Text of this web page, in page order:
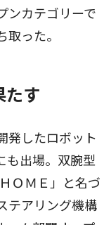
ンカテゴリーで
った。
たす
発したロボット
も出場。双腕型
ＯＭＥ」と名づ
テアリング機構